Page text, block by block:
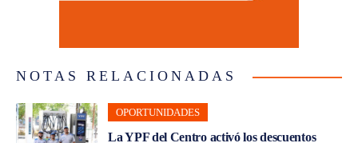
NOTAS RELACIONADAS
OPORTUNIDADES
La YPF del Centro activó los descuentos